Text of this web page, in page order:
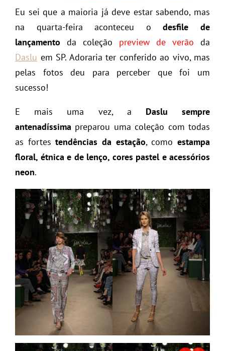
Eu sei que a maioria já deve estar sabendo, mas
na quarta-feira aconteceu odesfile de
lançamento da coleção preview de verão da
Daslu em SP. Adoraria ter conferido ao vivo, mas
pelas fotos deu para perceber que foi um
sucesso!
E mais uma vez, a Daslu sempre
antenadíssima preparou uma coleção com todas
as fortestendências da estação, como estampa
floral, étnica e de lenço, cores pastel e acessórios
neon.